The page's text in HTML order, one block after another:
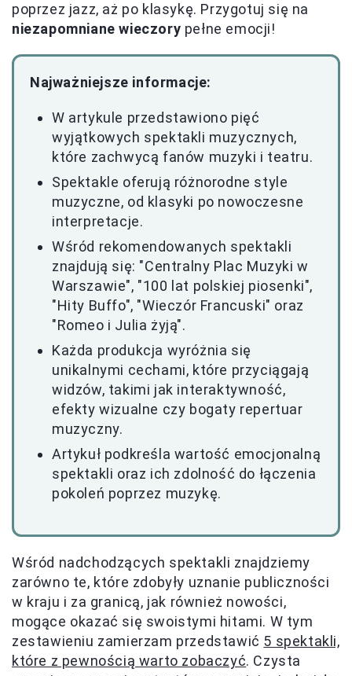
poprzez jazz, aż po klasykę. Przygotuj się na
niezapomniane wieczory pełne emocji!
Najważniejsze informacje:
W artykule przedstawiono pięć
wyjątkowych spektakli muzycznych,
które zachwycą fanów muzyki i teatru.
Spektakle oferują różnorodne style
muzyczne, od klasyki po nowoczesne
interpretacje.
Wśród rekomendowanych spektakli
znajdują się: "Centralny Plac Muzyki w
Warszawie", "100 lat polskiej piosenki",
"Hity Buffo", "Wieczór Francuski" oraz
"Romeo i Julia żyją".
Każda produkcja wyróżnia się
unikalnymi cechami, które przyciągają
widzów, takimi jak interaktywność,
efekty wizualne czy bogaty repertuar
muzyczny.
Artykuł podkreśla wartość emocjonalną
spektakli oraz ich zdolność do łączenia
pokoleń poprzez muzykę.
Wśród nadchodzących spektakli znajdziemy
zarówno te, które zdobyły uznanie publiczności
w kraju i za granicą, jak również nowości,
mogące okazać się swoistymi hitami. W tym
zestawieniu zamierzam przedstawić 5 spektakli,
które z pewnością warto zobaczyć. Czysta